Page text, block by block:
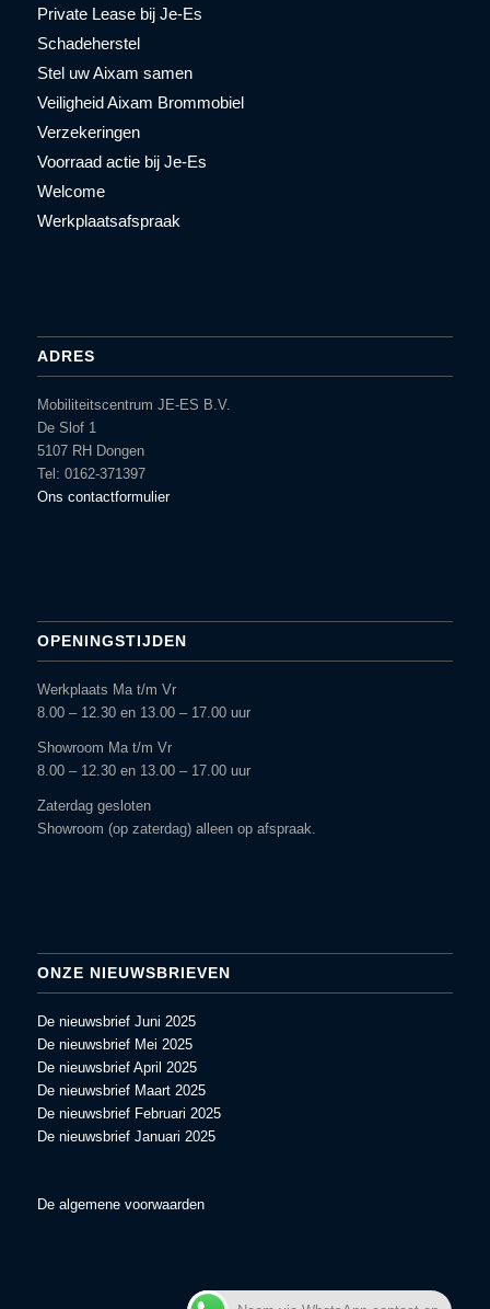
Private Lease bij Je-Es
Schadeherstel
Stel uw Aixam samen
Veiligheid Aixam Brommobiel
Verzekeringen
Voorraad actie bij Je-Es
Welcome
Werkplaatsafspraak
ADRES
Mobiliteitscentrum JE-ES B.V.
De Slof 1
5107 RH Dongen
Tel: 0162-371397
Ons contactformulier
OPENINGSTIJDEN
Werkplaats Ma t/m Vr
8.00 – 12.30 en 13.00 – 17.00 uur
Showroom Ma t/m Vr
8.00 – 12.30 en 13.00 – 17.00 uur
Zaterdag gesloten
Showroom (op zaterdag) alleen op afspraak.
ONZE NIEUWSBRIEVEN
De nieuwsbrief Juni 2025
De nieuwsbrief Mei 2025
De nieuwsbrief April 2025
De nieuwsbrief Maart 2025
De nieuwsbrief Februari 2025
De nieuwsbrief Januari 2025
De algemene voorwaarden